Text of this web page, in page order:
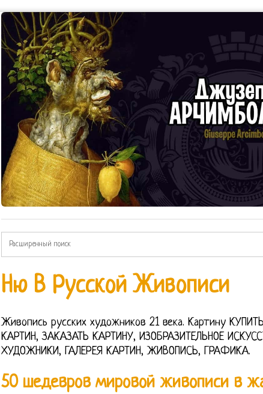
Ню В Русской Живописи
Живопись русских художников 21 века. Картину
КАРТИН, ЗАКАЗАТЬ КАРТИНУ, ИЗОБРАЗИТЕЛЬНОЕ
ХУДОЖНИКИ, ГАЛЕРЕЯ КАРТИН, ЖИВОПИСЬ, ГРАФИКА.
50 шедевров мировой живописи в